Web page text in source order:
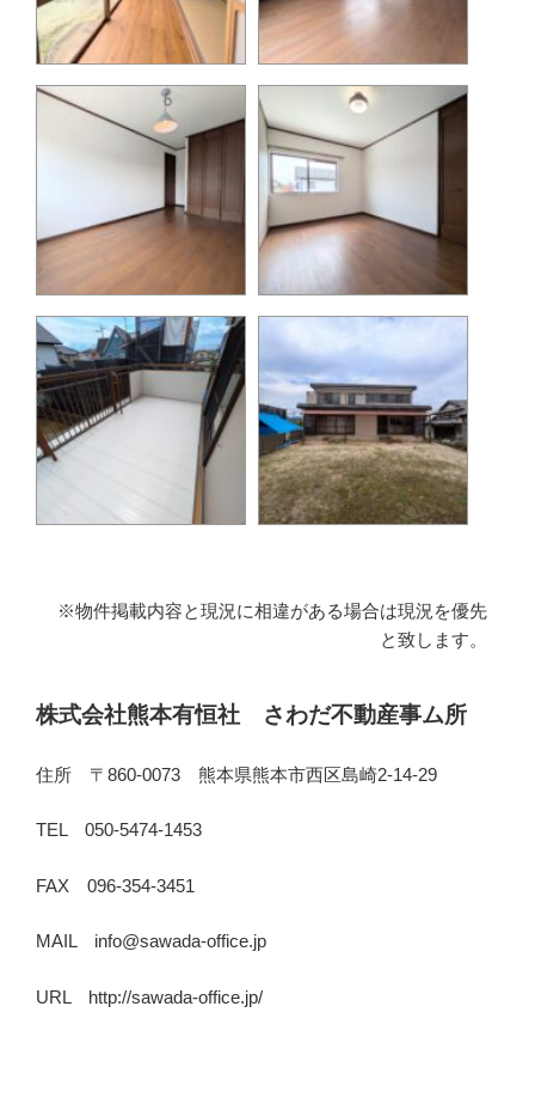
※物件掲載内容と現況に相違がある場合は現況を優先
と致します。
株式会社熊本有恒社 さわだ不動産事ム所
住所 〒860-0073 熊本県熊本市西区島崎2-14-29
TEL 050-5474-1453
FAX 096-354-3451
MAIL info@sawada-office.jp
URL http://sawada-office.jp/